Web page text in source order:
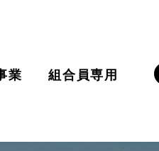
業 組合員専用